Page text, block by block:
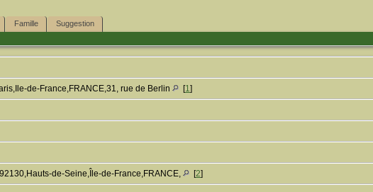
Famille
Suggestion
de-France,FRANCE,31, rue de Berlin [1]
de-Seine,Île-de-France,FRANCE, [2]